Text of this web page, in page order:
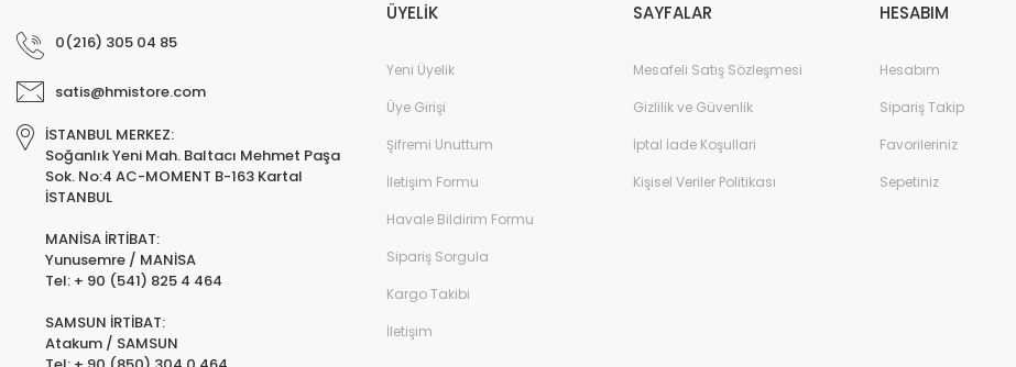
0(216) 305 04 85
satis@hmistore.com
İSTANBUL MERKEZ:
Soğanlık Yeni Mah. Baltacı Mehmet Paşa
Sok. No:4 AC-MOMENT B-163 Kartal
İSTANBUL
MANİSA İRTİBAT:
Yunusemre / MANİSA
Tel: + 90 (541) 825 4 464
SAMSUN İRTİBAT:
Atakum / SAMSUN
ÜYELİK
Yeni Üyelik
Üye Girişi
Şifremi Unuttum
İletişim Formu
Havale Bildirim Formu
Sipariş Sorgula
Kargo Takibi
İletişim
SAYFALAR
Mesafeli Satış Sözleşmesi
Gizlilik ve Güvenlik
İptal İade Koşullari
Kişisel Veriler Politikası
HESABIM
Hesabım
Sipariş Takip
Favorileriniz
Sepetiniz